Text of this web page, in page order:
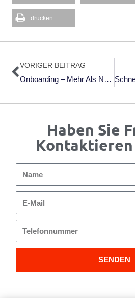
drucken
Zurück
VORIGER BEITRAG
Onboarding – Mehr Als Nur Das Einarbeiten In Die Arbeitsabläufe Am Arbeitsplatz
Haben Sie
Kontaktieren
Mail
SENDEN